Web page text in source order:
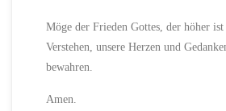
Möge der Frieden Gottes, der höher
Verstehen, unsere Herzen und
bewahren.
Amen.